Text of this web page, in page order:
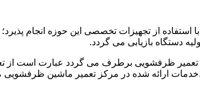
از تجهیزات تخصصی این حوزه انجام
دستگاه بازیابی می گردد.
تعمیر ظرفشویی برطرف می گردد عبارت است
ارائه شده در مرکز تعمیر ماشین ظرفشویی